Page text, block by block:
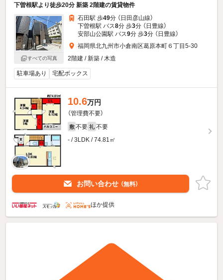
下曽根駅より徒歩20分 新築 2階建の賃貸物件
すべての写真
石田駅 歩49分 （日田彦山線）
下曽根駅 バス8分 歩3分 （日豊線）
安部山公園駅 バス9分 歩3分 （日豊線）
福岡県北九州市小倉南区葛原本町６丁目5-30
2階建 / 新築 / 木造
駐車場あり 宅配ボックス
10.6万円
（管理費不要）
敷 不要 礼 不要
- / 3LDK / 74.81㎡
お問い合わせ （無料）
ほか提供